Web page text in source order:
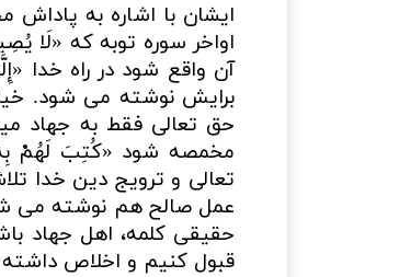
ایشان با اشاره به
اواخر سوره توبه که «لَا
آن واقع شود در راه خدا
برایش نوشته می شود.
حق تعالی فقط به جهاد
مخمصه شود «كُتِبَ لَهُمْ
تعالی و ترویج دین خدا
عمل صالح هم نوشته می
حقیقی کلمه، اهل جهاد
قبول کنیم و اخلاص